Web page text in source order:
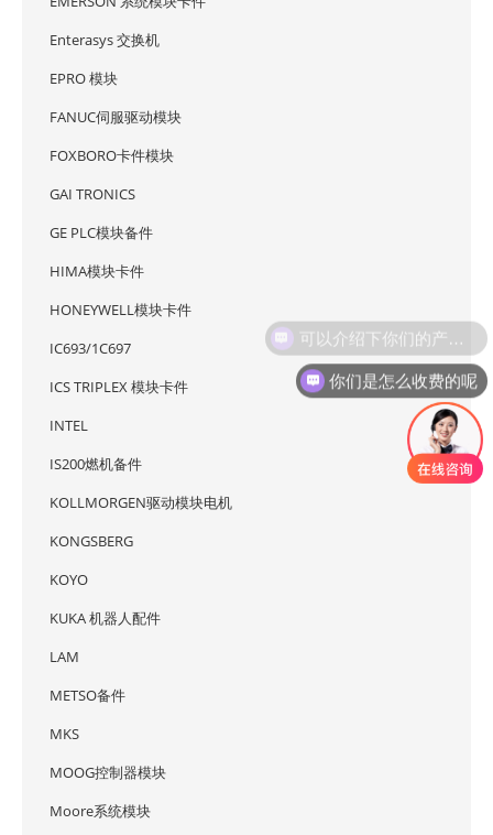
Enterasys 交换机
EPRO 模块
FANUC伺服驱动模块
FOXBORO卡件模块
GAI TRONICS
GE PLC模块备件
HIMA模块卡件
HONEYWELL模块卡件
IC693/1C697
ICS TRIPLEX 模块卡件
INTEL
IS200燃机备件
KOLLMORGEN驱动模块电机
KONGSBERG
KOYO
KUKA 机器人配件
LAM
METSO备件
MKS
MOOG控制器模块
Moore系统模块
你们是怎么收费的呢